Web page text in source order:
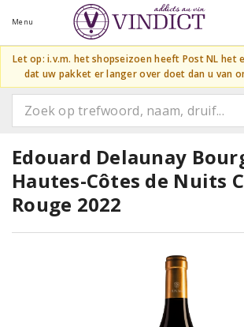
Menu
Let op: i.v.m. het shopseizoen heeft Post NL het
dat uw pakket er langer over doet dan u van
Edouard Delaunay
Hautes-Côtes de Nuits
Rouge 2022